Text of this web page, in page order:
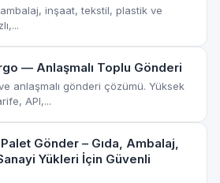
ambalaj, inşaat, tekstil, plastik ve
— Anlaşmalı Toplu Gönderi
anlaşmalı gönderi çözümü. Yüksek
API,...
Gönder – Gıda, Ambalaj,
Yükleri İçin Güvenli